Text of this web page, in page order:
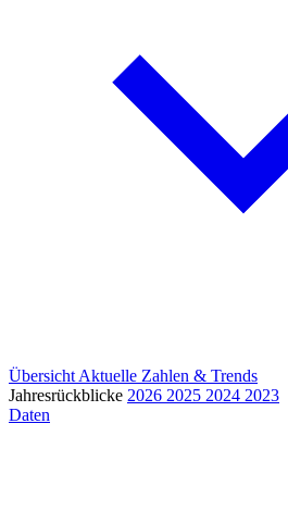
Übersicht Aktuelle Zahlen & Trends
Jahresrückblicke 2026 2025 2024 2023
Daten